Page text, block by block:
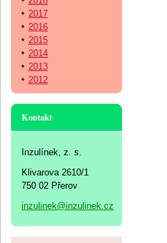
2017
2016
2015
2014
2013
2012
Kontakt
Inzulínek, z. s.
Klivarova 2610/1
750 02 Přerov
inzulinek@inzulinek.cz